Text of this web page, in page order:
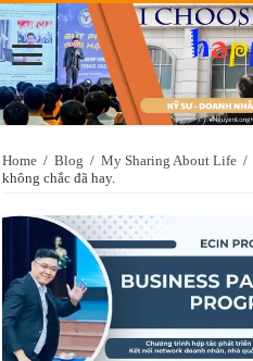
Home / Blog / My Sharing About Life /
không chắc đã hay.